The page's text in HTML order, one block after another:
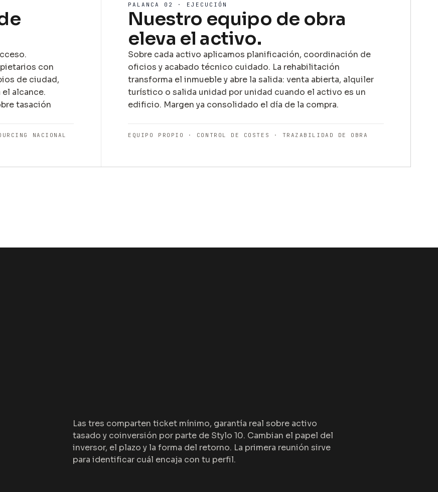
con
de ciudad,
alcance.
tasación
NACIONAL
PALANCA 02 · EJECUCIÓN
Nuestro equipo de obra
eleva el activo.
Sobre cada activo aplicamos planificación, coordinación de
oficios y acabado técnico cuidado. La rehabilitación
transforma el inmueble y abre la salida: venta abierta, alquiler
turístico o salida unidad por unidad cuando el activo es un
edificio. Margen ya consolidado el día de la compra.
EQUIPO PROPIO · CONTROL DE COSTES · TRAZABILIDAD DE OBRA
Las tres comparten ticket mínimo, garantía real sobre activo
tasado y coinversión por parte de Stylo 10. Cambian el papel del
inversor, el plazo y la forma del retorno. La primera reunión sirve
para identificar cuál encaja con tu perfil.